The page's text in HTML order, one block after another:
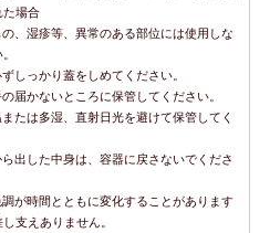
た場合
、湿疹等、異常のある部位には使用しな
しっかり蓋をしめてください。
届かないところに保管してください。
たは多湿、直射日光を避けて保管してく
出した中身は、容器に戻さないでくださ
が時間とともに変化することがあります
支えありません。